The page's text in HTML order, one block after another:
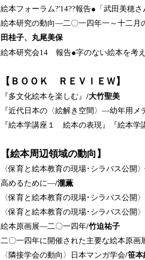
絵本フォーラム?'14??報告●「武田美穂
絵本研究の動向―二〇一四年一～十二月
田桂子、丸尾美保
絵本研究会14 報告●字のない絵本を考
【ＢＯＯＫ ＲＥＶＩＥＷ】
『多文化絵本を楽しむ』 /大竹聖美
『近代日本の〈絵解き空間〉―幼年用
『絵本学講座１ 絵本の表現』『絵本
【絵本周辺領域の動向】
〈保育と絵本教育の現場･シラバス公
高めるために―/瀧薫
〈保育と絵本教育の現場･シラバス公開
〈保育と絵本教育の現場･シラバス公開
絵本原画展―二〇一四年/竹迫祐子
二〇一四年に開催された主要な絵本原画
〈隣接学会の動向〉日本マンガ学会/笹本